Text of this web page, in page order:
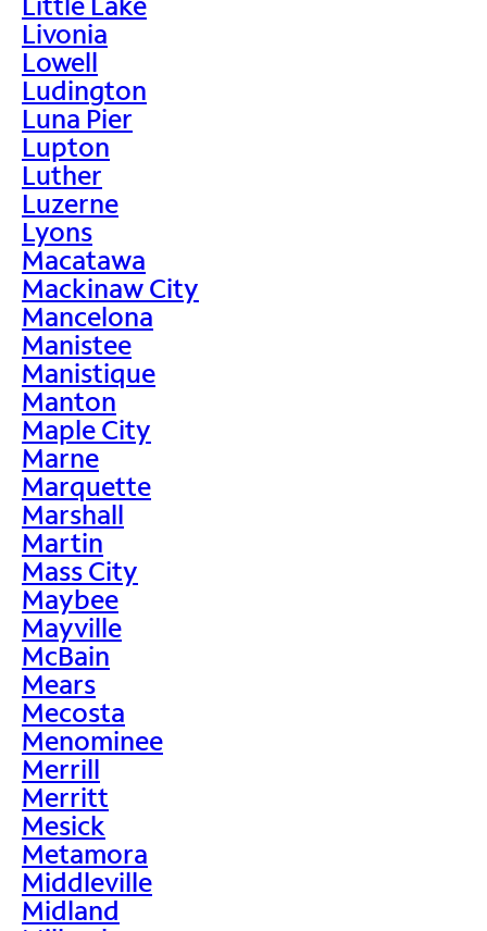
Livonia
Lowell
Ludington
Luna Pier
Lupton
Luther
Luzerne
Lyons
Macatawa
Mackinaw City
Mancelona
Manistee
Manistique
Manton
Maple City
Marne
Marquette
Marshall
Martin
Mass City
Maybee
Mayville
McBain
Mears
Mecosta
Menominee
Merrill
Merritt
Mesick
Metamora
Middleville
Midland